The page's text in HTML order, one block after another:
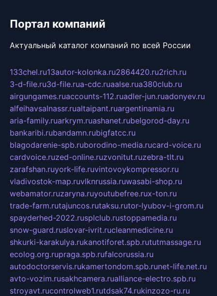
Портал компаний
Актуальный каталог компаний по всей России
133chel.ru13autor-kolonka.ru2864420.ru2rich.ru
3-d-file.ru3d-file.rua-cdc.ruaalse.rua380club.ru
airgungames.ruaccounts-112.ruadler-jun.ruadonyev.ru
alfeihavsalnassr.rualtaipant.ruargentinamia.ru
aria-family.ruarkrym.ruashanet.rubelgorod-day.ru
bankaribi.rubandamn.rubigfatcc.ru
blagodarenie-spb.ruborodino-media.rucard-voice.ru
cardvoice.ruzed-online.ruzvonitut.ruzebra-tlt.ru
zarafshan.ruyork-life.ruvintovoykompressor.ru
vladivostok-map.ruvlknrussia.ruwasabi-shop.ru
webamator.ruzaryna.ruyoutubefree.rux-ton.ru
trade-farm.rutajuncos.rutaksu.rutor-lyubov-i-grom.ru
spayderhed-2022.rusplclub.rustoppamedia.ru
snow-guard.ruslovar-ivrit.rucleanmedicine.ru
shkurki-karakulya.rukanotiforet.spb.rututmassage.ru
ecolog.org.rupraga.spb.rufalcorussia.ru
autodoctorservis.rukamertondom.spb.runet-life.net.ru
avto-vozim.rusakhcamera.rualliance-electro.spb.ru
stroyavt.rucontrolweb1.rutdsak74.rukinzozo-ru.ru